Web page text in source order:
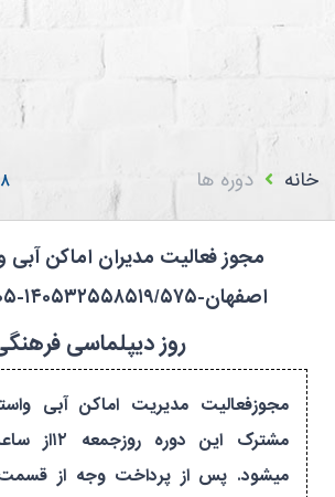
خانه دوره ها
مجوز فعالیت مدیران اماکن آبی
اصفهان-۱۴۰۵۳۲۵۵۸۵۱۹/۵۷۵-۱۴۰۵-مشترک
روز دیپلماسی
مجوزفعالیت مدیریت اماکن آبی
میشود. پس از پرداخت وجه از